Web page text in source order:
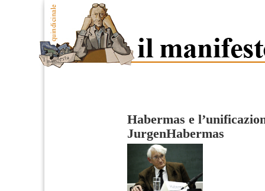
Habermas e
JurgenHabermas